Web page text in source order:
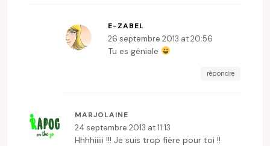
E-ZABEL
26 septembre 2013 at 20:56
Tu es géniale
répondre
MARJOLAINE
24 septembre 2013 at 11:13
Hhhhiiiii !!! Je suis trop fière pour toi !!